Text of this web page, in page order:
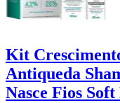
Kit
Antiqueda
Nasce Fios